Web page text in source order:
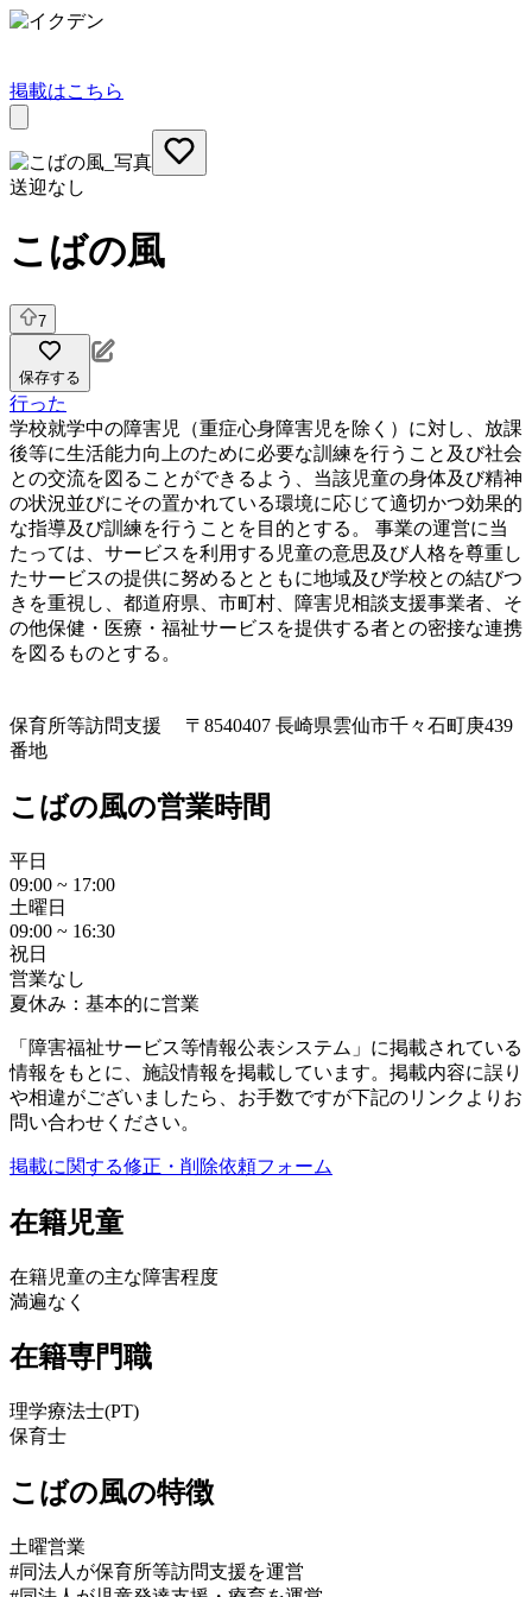
掲載はこちら
送迎なし
こばの風
7
保存する
行った
学校就学中の障害児（重症心身障害児を除く）に対し、放課
後等に生活能力向上のために必要な訓練を行うこと及び社会
との交流を図ることができるよう、当該児童の身体及び精神
の状況並びにその置かれている環境に応じて適切かつ効果的
な指導及び訓練を行うことを目的とする。 事業の運営に当
たっては、サービスを利用する児童の意思及び人格を尊重し
たサービスの提供に努めるとともに地域及び学校との結びつ
きを重視し、都道府県、市町村、障害児相談支援事業者、そ
の他保健・医療・福祉サービスを提供する者との密接な連携
を図るものとする。
保育所等訪問支援 〒8540407 長崎県雲仙市千々石町庚439
番地
こばの風の営業時間
平日
09:00 ~ 17:00
土曜日
09:00 ~ 16:30
祝日
営業なし
夏休み：基本的に営業
「障害福祉サービス等情報公表システム」に掲載されている
情報をもとに、施設情報を掲載しています。掲載内容に誤り
や相違がございましたら、お手数ですが下記のリンクよりお
問い合わせください。
掲載に関する修正・削除依頼フォーム
在籍児童
在籍児童の主な障害程度
満遍なく
在籍専門職
理学療法士(PT)
保育士
こばの風の特徴
土曜営業
#同法人が保育所等訪問支援を運営